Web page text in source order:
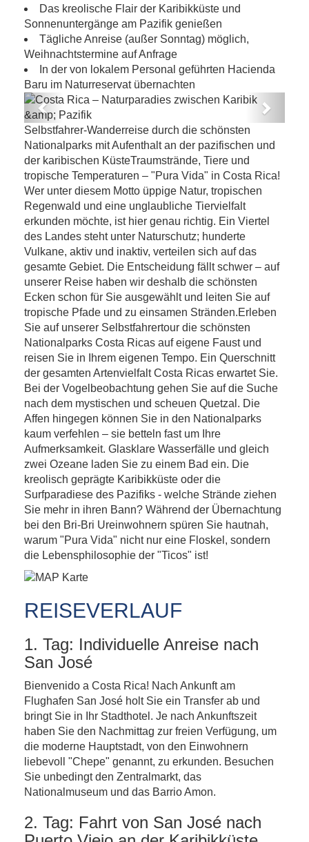
Das kreolische Flair der Karibikküste und
Sonnenuntergänge am Pazifik genießen
Tägliche Anreise (außer Sonntag) möglich,
Weihnachtstermine auf Anfrage
In der von lokalem Personal geführten Hacienda
Baru im Naturreservat übernachten
Costa Rica – Naturparadies zwischen
Karibik & Pazifik
Previous Next
Selbstfahrer-Wanderreise durch die schönsten
Nationalparks mit Aufenthalt an der pazifischen und
der karibischen KüsteTraumstrände, Tiere und
tropische Temperaturen – "Pura Vida" in Costa Rica!
Wer unter diesem Motto üppige Natur, tropischen
Regenwald und eine unglaubliche Tiervielfalt
erkunden möchte, ist hier genau richtig. Ein Viertel
des Landes steht unter Naturschutz; hunderte
Vulkane, aktiv und inaktiv, verteilen sich auf das
gesamte Gebiet. Die Entscheidung fällt schwer – auf
unserer Reise haben wir deshalb die schönsten
Ecken schon für Sie ausgewählt und leiten Sie auf
tropische Pfade und zu einsamen Stränden.Erleben
Sie auf unserer Selbstfahrertour die schönsten
Nationalparks Costa Ricas auf eigene Faust und
reisen Sie in Ihrem eigenen Tempo. Ein Querschnitt
der gesamten Artenvielfalt Costa Ricas erwartet Sie.
Bei der Vogelbeobachtung gehen Sie auf die Suche
nach dem mystischen und scheuen Quetzal. Die
Affen hingegen können Sie in den Nationalparks
kaum verfehlen – sie betteln fast um Ihre
Aufmerksamkeit. Glasklare Wasserfälle und gleich
zwei Ozeane laden Sie zu einem Bad ein. Die
kreolisch geprägte Karibikküste oder die
Surfparadiese des Pazifiks - welche Strände ziehen
Sie mehr in ihren Bann? Während der Übernachtung
bei den Bri-Bri Ureinwohnern spüren Sie hautnah,
warum "Pura Vida" nicht nur eine Floskel, sondern
die Lebensphilosophie der "Ticos" ist!
REISEVERLAUF
1. Tag: Individuelle Anreise nach
San José
Bienvenido a Costa Rica! Nach Ankunft am
Flughafen San José holt Sie ein Transfer ab und
bringt Sie in Ihr Stadthotel. Je nach Ankunftszeit
haben Sie den Nachmittag zur freien Verfügung, um
die moderne Hauptstadt, von den Einwohnern
liebevoll "Chepe" genannt, zu erkunden. Besuchen
Sie unbedingt den Zentralmarkt, das
Nationalmuseum und das Barrio Amon.
2. Tag: Fahrt von San José nach